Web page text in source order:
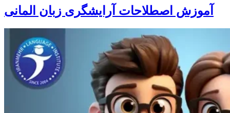
آموزش اصطلاحات آرایشگری زبان المانی